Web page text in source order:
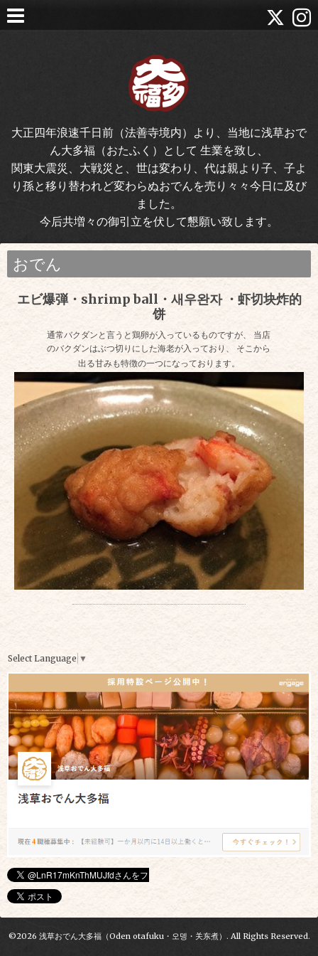
大正四年浪速千日前（法善寺境内）より、当地に浅草おで
ん大多福（おたふく）として 生業を致し、
関東大震災、大戦災と、世は変わり、代は親より子、子よ
り孫と移り替われど変わらぬおでんを売り々々今日に及び
ました。
今后共増々の御引立を伏して懇願い致します。
おでん
エビ爆弾・shrimp ball・새우완자 ・虾切块炸的
饼
通常バクダンと言うと鶏卵が入っているものですが、 当店
のバクダンはぶつ切りにした海老が入っており、 そこから
出る甘みも特徴の一つになっております。
Select Language ▼
©2026 浅草おでん大多福（Oden otafuku・오뎅・关东煮） . All Rights Reserved.